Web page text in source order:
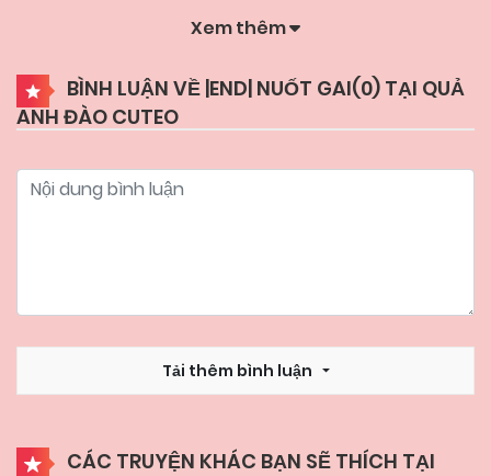
22/05/2026
Chapter 23 22/05/2026
Chapter 22 22/05/2026
Chapter 20 22/05/2026
Xem thêm
BÌNH LUẬN VỀ |END| NUỐT GAI(0) TẠI QUẢ
ANH ĐÀO CUTEO
Tải thêm bình luận
CÁC TRUYỆN KHÁC BẠN SẼ THÍCH TẠI